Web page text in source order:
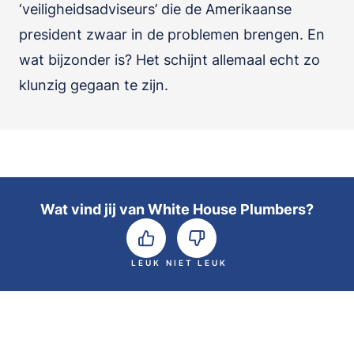
‘veiligheidsadviseurs’ die de Amerikaanse
president zwaar in de problemen brengen. En
wat bijzonder is? Het schijnt allemaal echt zo
klunzig gegaan te zijn.
Wat vind jij van White House Plumbers?
LEUK NIET LEUK